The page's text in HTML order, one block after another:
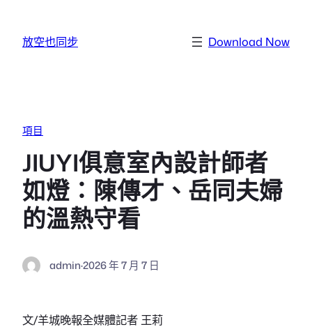
放空也同步 Download Now
項目
JIUYI俱意室內設計師者
如燈：陳傳才、岳同夫婦
的溫熱守看
admin·2026 年 7 月 7 日
文/羊城晚報全媒體記者 王莉